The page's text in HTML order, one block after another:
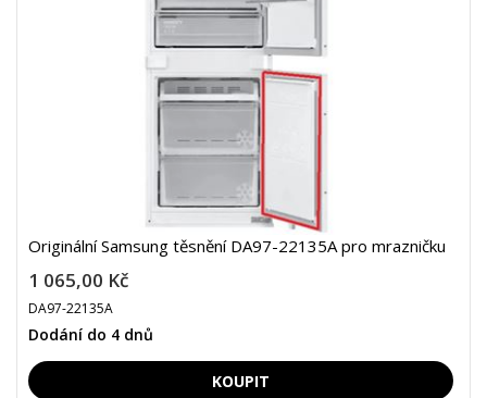
Originální Samsung těsnění DA97-22135A pro mrazničku
1 065,00 Kč
DA97-22135A
Dodání do 4 dnů